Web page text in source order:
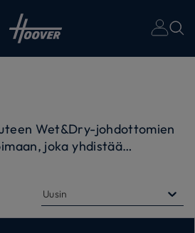
Wet&Dry-johdottomien
joka yhdistää
yhdistäen imurin
lopputuloksen
Uusin